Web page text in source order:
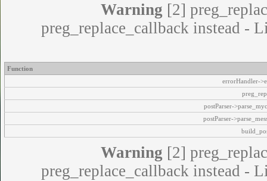
Warning [2]
preg_replace_callback instead -
Function
errorHandler-
postParser-
postParser-
Warning [2]
preg_replace_callback instead -